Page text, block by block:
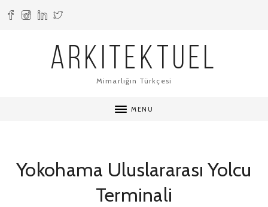
ARKITEKTUEL
Mimarlığın Türkçesi
MENU
Yokohama Uluslararası Yolcu
Terminali